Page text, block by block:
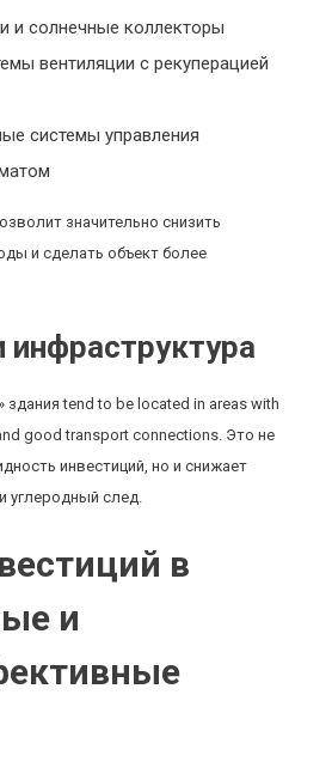
и солнечные коллекторы
вентиляции с рекуперацией
системы управления
значительно снизить
и сделать объект более
инфраструктура
tend to be located in areas with
good transport connections. Это не
инвестиций, но и снижает
углеродный след.
в
и